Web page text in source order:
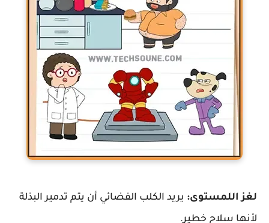
لغز اللمستوى: يريد الكلب الفضائي أن يتم تدمير البذلة
لأنها سلاح خطير.